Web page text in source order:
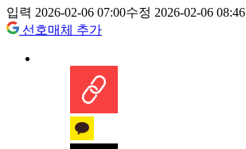
입력 2026-02-06 07:00수정 2026-02-06 08:46
선호매체 추가